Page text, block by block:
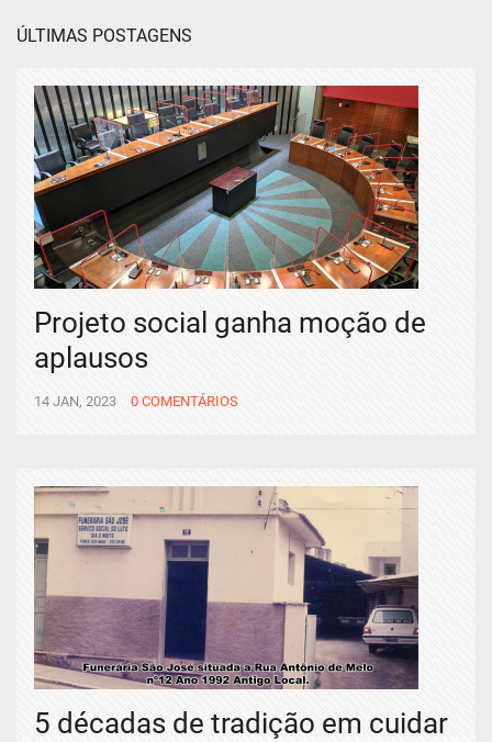
ÚLTIMAS POSTAGENS
Projeto social ganha moção de
aplausos
14 JAN, 2023 0 COMENTÁRIOS
5 décadas de tradição em cuidar